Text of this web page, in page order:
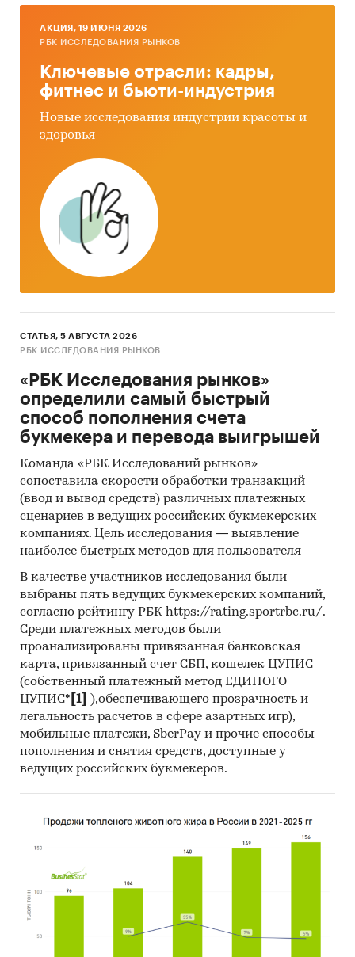
AКЦИЯ, 19 ИЮНЯ 2026
РБК ИССЛЕДОВАНИЯ РЫНКОВ
Ключевые отрасли: кадры,
фитнес и бьюти-индустрия
Новые исследования индустрии красоты и
здоровья
СТАТЬЯ, 5 АВГУСТА 2026
РБК ИССЛЕДОВАНИЯ РЫНКОВ
«РБК Исследования рынков»
определили самый быстрый
способ пополнения счета
букмекера и перевода выигрышей
Команда «РБК Исследований рынков»
сопоставила скорости обработки транзакций
(ввод и вывод средств) различных платежных
сценариев в ведущих российских букмекерских
компаниях. Цель исследования — выявление
наиболее быстрых методов для пользователя
В качестве участников исследования были
выбраны пять ведущих букмекерских компаний,
согласно рейтингу РБК https://rating.sportrbc.ru/.
Среди платежных методов были
проанализированы привязанная банковская
карта, привязанный счет СБП, кошелек ЦУПИС
(собственный платежный метод ЕДИНОГО
ЦУПИС* [1]
),обеспечивающего прозрачность и
легальность расчетов в сфере азартных игр),
мобильные платежи, SberPay и прочие способы
пополнения и снятия средств, доступные у
ведущих российских букмекеров.